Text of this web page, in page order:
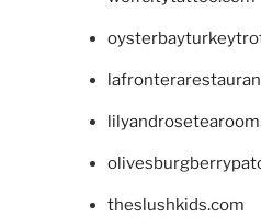
theslushkids.com